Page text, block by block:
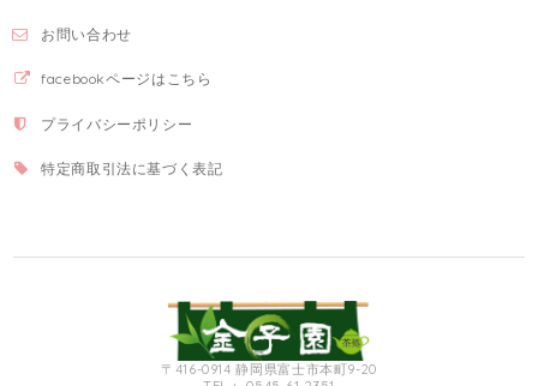
お問い合わせ
facebookページはこちら
プライバシーポリシー
特定商取引法に基づく表記
〒416-0914 静岡県富士市本町9-20